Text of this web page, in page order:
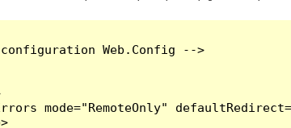
Web.Config -->
mode="RemoteOnly"